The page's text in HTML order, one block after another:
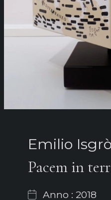
Emilio Isgrò
Pacem in
Anno : 2018